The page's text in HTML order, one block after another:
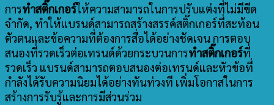
การทำสติ๊กเกอร์ให้ความสามารถในการปรับแต่งที่ไม่มีขีด
จำกัด, ทำให้แบรนด์สามารถสร้างสรรค์สติ๊กเกอร์ที่สะท้อน
ตัวตนและข้อความที่ต้องการสื่อได้อย่างชัดเจนการตอบ
สนองที่รวดเร็วต่อเทรนด์ด้วยกระบวนการทำสติ๊กเกอร์ที่
รวดเร็ว แบรนด์สามารถตอบสนองต่อเทรนด์และหัวข้อที่
กำลังได้รับความนิยมได้อย่างทันท่วงที เพิ่มโอกาสในการ
สร้างการรับรู้และการมีส่วนร่วม